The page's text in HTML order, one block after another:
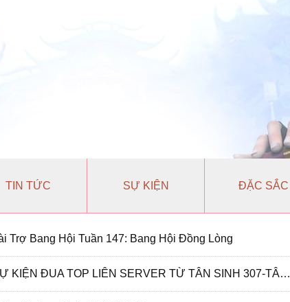
TIN TỨC SỰ KIỆN ĐẶC SẮC
Trợ Bang Hội Tuần 147: Bang Hội Đồng Lòng
[ĐẶC BIỆT] CHUỖI SỰ KIỆN ĐUA TOP LIÊN SERVER TỪ TÂN SINH 307-TÂN SINH 309